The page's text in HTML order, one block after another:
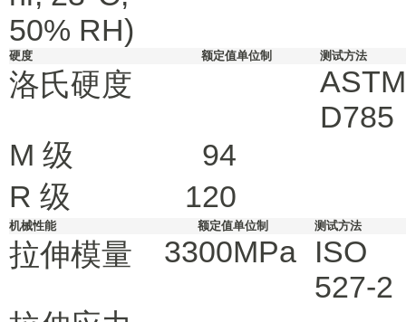
50% RH)
硬度 额定值单位制 测试方法
洛氏硬度
ASTM
D785
M 级
94
R 级
120
机械性能 额定值单位制 测试方法
拉伸模量 3300MPa
ISO
527-2